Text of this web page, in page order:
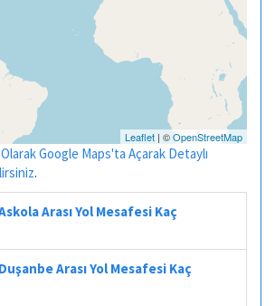
Leaflet | ©OpenStreetMap
Google Maps'ta Açarak Detaylı
.
Arası Yol Mesafesi Kaç
Arası Yol Mesafesi Kaç